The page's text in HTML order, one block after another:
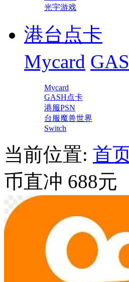
光宇游戏
港台点卡
Mycard
Mycard
GASH点卡
港服PSN
台服魔兽世界
Switch
当前位置: 首
币直冲 688元